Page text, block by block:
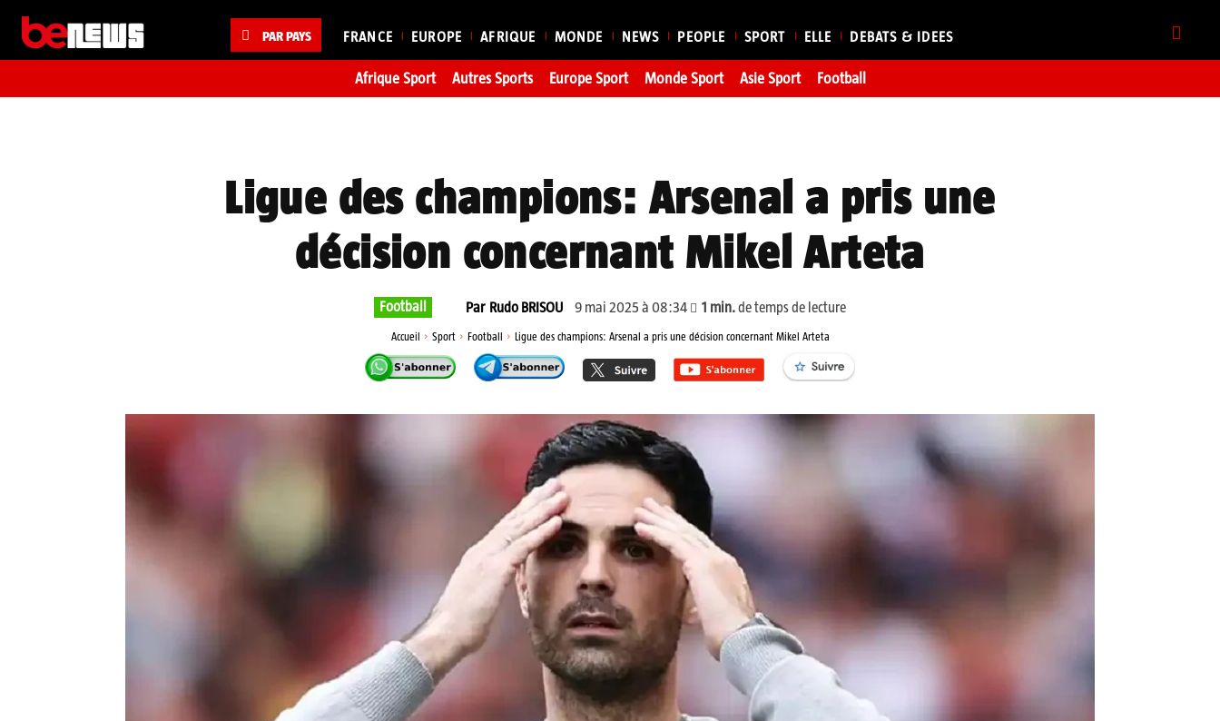
PAR PAYS FRANCE EUROPE AFRIQUE MONDE NEWS PEOPLE SPORT ELLE DEBATS & IDEES
Afrique Sport Autres Sports Europe Sport Monde Sport Asie Sport Football
Ligue des champions: Arsenal a pris une
décision concernant Mikel Arteta
Football Par Rudo BRISOU 9 mai 2025 à 08:34 1 min.de temps de lecture
Accueil Sport Football Ligue des champions: Arsenal a pris une décision concernant Mikel Arteta